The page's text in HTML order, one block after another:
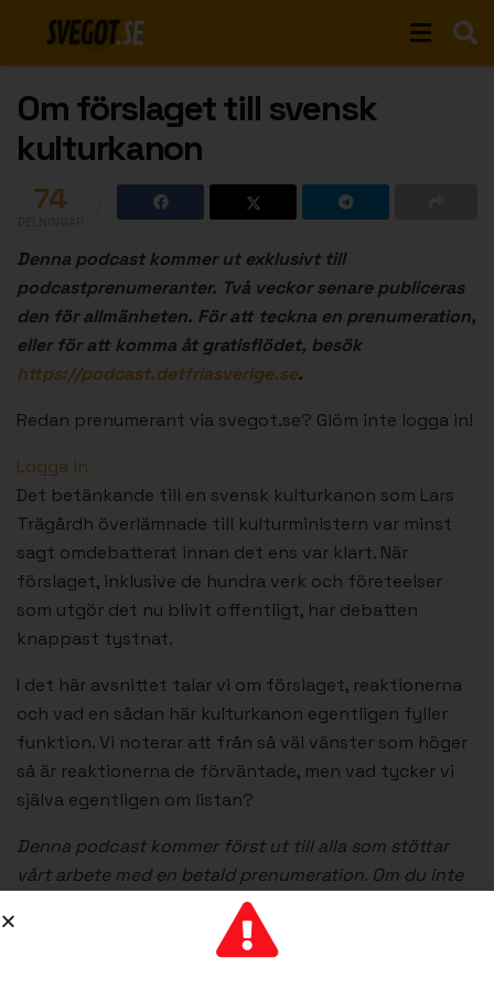
Om förslaget till svensk
kulturkanon
74
Denna podcast kommer ut exklusivt till
podcastprenumeranter. Två veckor senare publiceras
den för allmänheten. För att teckna en prenumeration,
eller för att komma åt gratisflödet, besök
https://podcast.detfriasverige.se.
Redan prenumerant via svegot.se? Glöm inte logga in!
Logga in
Det betänkande till en svensk kulturkanon som Lars
Trägårdh överlämnade till kulturministern var minst
sagt omdebatterat innan det ens var klart. När
förslaget, inklusive de hundra verk och företeelser
som utgör det nu blivit offentligt, har debatten
knappast tystnat.
I det här avsnittet talar vi om förslaget, reaktionerna
och vad en sådan här kulturkanon egentligen fyller
funktion. Vi noterar att från så väl vänster som höger
så är reaktionerna de förväntade, men vad tycker vi
själva egentligen om listan?
Denna podcast kommer först ut till alla som stöttar
vårt arbete med en betald prenumeration. Om du inte
vill eller kan stödja oss får du tillgång till podcasten
podcast.detfriasverige.se först två veckor efter
den ursprungligen publicerats.